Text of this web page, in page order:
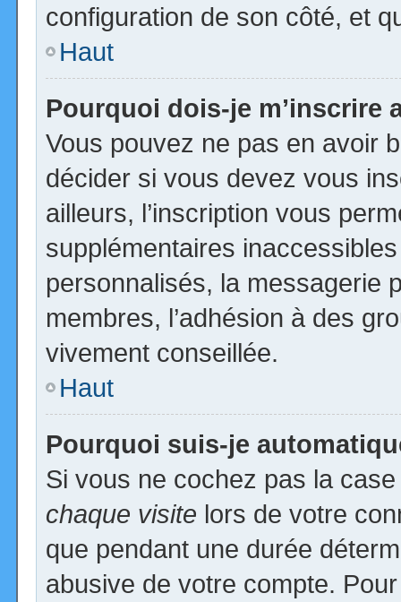
configuration de son côté, et
Haut
Pourquoi dois-je m’inscrire
Vous pouvez ne pas en avoir
décider si vous devez vous
ailleurs, l’inscription vous
supplémentaires
personnalisés, la messagerie
membres, l’adhésion à des
vivement conseillée.
Haut
Pourquoi suis-je
Si vous ne cochez pas la
chaque visite lors de votre
que pendant une durée
abusive de votre compte.